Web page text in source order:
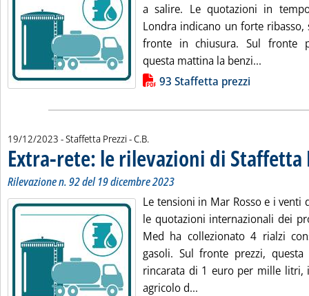
a salire. Le quotazioni in
Londra indicano un forte ribasso,
fronte in chiusura. Sul fronte
questa mattina la benzi...
Lista allegati PDF alla notizia93 Staffetta prezzi
19/12/2023 - Staffetta Prezzi -di:
C.B.
Extra-rete: le rilevazioni di Staffetta
Rilevazione n. 92 del 19 dicembre 2023
Le tensioni in Mar Rosso e i venti
le quotazioni internazionali dei
Med ha collezionato 4 rialzi
gasoli. Sul fronte prezzi,
rincarata di 1 euro per mille litri,
agricolo d...